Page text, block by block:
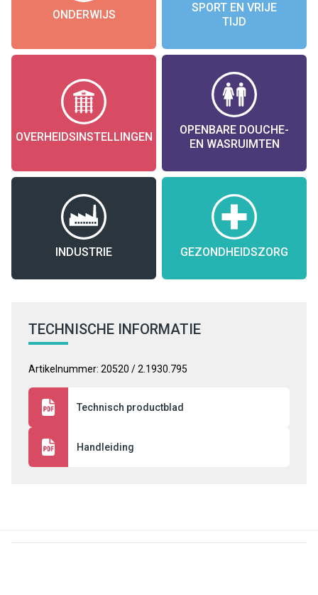
ONDERWIJS
SPORT EN VRIJE
TIJD
OVERHEIDSINSTELLINGEN
OPENBARE DOUCHE-
EN WASRUIMTEN
INDUSTRIE GEZONDHEIDSZORG
TECHNISCHE INFORMATIE
Artikelnummer: 20520 / 2.1930.795
Technisch productblad
Handleiding